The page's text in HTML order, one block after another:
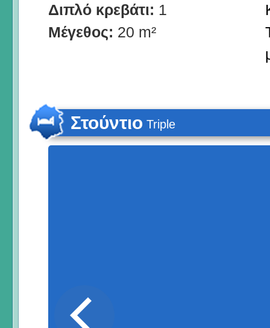
Διπλό κρεβάτι: 1
Μέγεθος: 20 m²
Στούντιο Triple